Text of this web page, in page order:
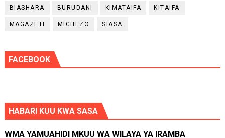
BIASHARA BURUDANI KIMATAIFA KITAIFA
MAGAZETI MICHEZO SIASA
FACEBOOK
HABARI KUU KWA SASA
WMA YAMUAHIDI MKUU WA WILAYA YA IRAMBA